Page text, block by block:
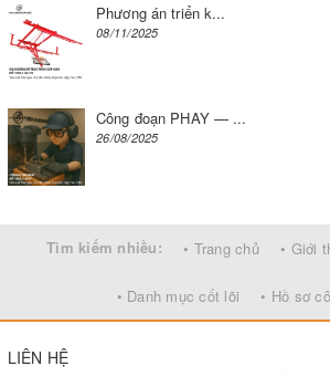
Phương án triển k...
08/11/2025
Công đoạn PHAY — ...
26/08/2025
Tìm kiếm nhiều: • Trang chủ • Giới
• Danh mục cốt lõi • Hồ sơ
LIÊN HỆ